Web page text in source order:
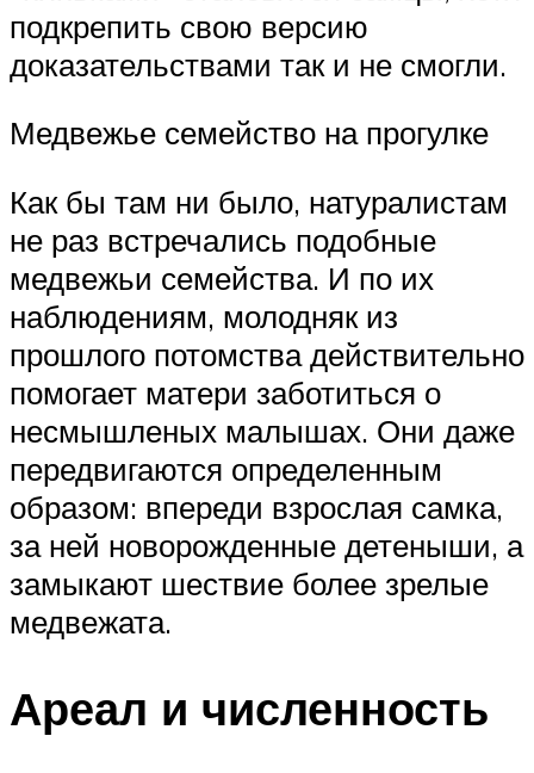
подкрепить свою версию
доказательствами так и не смогли.
Медвежье семейство на прогулке
Как бы там ни было, натуралистам
не раз встречались подобные
медвежьи семейства. И по их
наблюдениям, молодняк из
прошлого потомства действительно
помогает матери заботиться о
несмышленых малышах. Они даже
передвигаются определенным
образом: впереди взрослая самка,
за ней новорожденные детеныши, а
замыкают шествие более зрелые
медвежата.
Ареал и численность